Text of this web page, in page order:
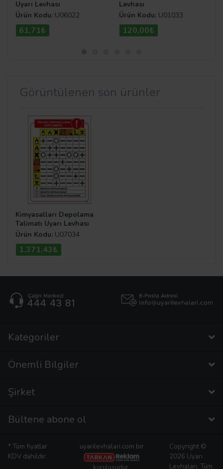
Uyarı Levhası
Ürün Kodu: U06022
61,71₺
Levhası
Ürün Kodu: U01033
120,00₺
Görüntülenen son ürünler
Kimyasalları Depolama
Talimatı Uyarı Levhası
Ürün Kodu: U07034
1.371,43₺
Kategoriler
Önemli Bilgiler
Şirket
Bültene abone ol
* Tüm fiyatlar
KDV dahildir.
uyarilevhalari.com bir
Copyright ©
2026 Uyarı
Levhaları. Tüm